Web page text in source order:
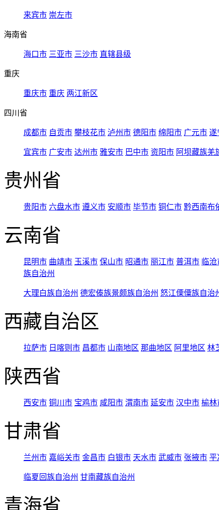
来宾市 崇左市
海南省
海口市 三亚市 三沙市 直辖县级
重庆
重庆市 重庆 两江新区
四川省
成都市 自贡市 攀枝花市 泸州市 德阳市 绵阳市 广元市 遂
宜宾市 广安市 达州市 雅安市 巴中市 资阳市 阿坝藏族羌
贵州省
贵阳市 六盘水市 遵义市 安顺市 毕节市 铜仁市 黔西南布
云南省
昆明市 曲靖市 玉溪市 保山市 昭通市 丽江市 普洱市 临
族自治州
大理白族自治州 德宏傣族景颇族自治州 怒江傈僳族自治
西藏自治区
拉萨市 日喀则市 昌都市 山南地区 那曲地区 阿里地区 林
陕西省
西安市 铜川市 宝鸡市 咸阳市 渭南市 延安市 汉中市 榆林
甘肃省
兰州市 嘉峪关市 金昌市 白银市 天水市 武威市 张掖市 平
临夏回族自治州 甘南藏族自治州
青海省